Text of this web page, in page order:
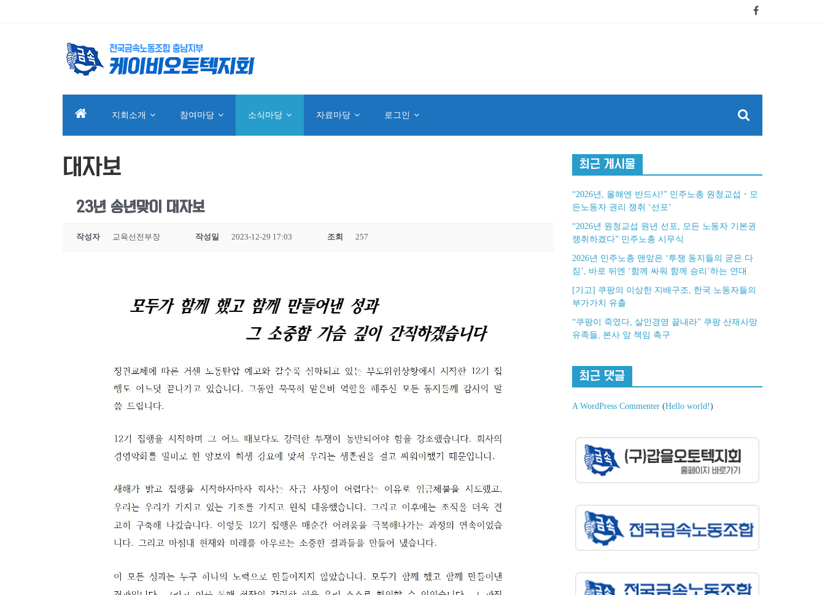
지회소개 참여마당 소식마당 자료마당 로그인
대자보
23년 송년맞이 대자보
작성자 교육선전부장 작성일 2023-12-29 17:03 조회 257
최근 게시물
“2026년, 올해엔 반드시!” 민주노총 원청교섭・모
든노동자 권리 쟁취 ‘선포’
“2026년 원청교섭 원년 선포, 모든 노동자 기본권
쟁취하겠다” 민주노총 시무식
2026년 민주노총 맨앞은 ‘투쟁 동지들의 굳은 다
짐’, 바로 뒤엔 ‘함께 싸워 함께 승리’하는 연대
[기고] 쿠팡의 이상한 지배구조, 한국 노동자들의
부가가치 유출
“쿠팡이 죽였다, 살인경영 끝내라” 쿠팡 산재사망
유족들, 본사 앞 책임 촉구
최근 댓글
A WordPress Commenter (Hello world!)